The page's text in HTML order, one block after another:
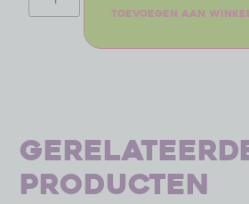
Toevoegen aan
producten